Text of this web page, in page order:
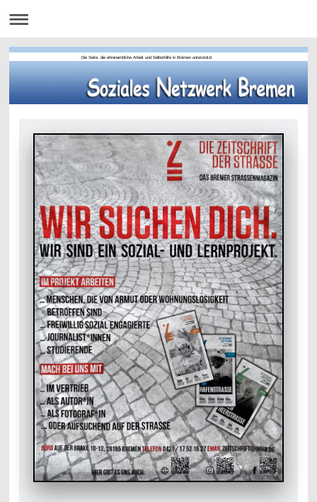
Die Seite, die ehrenamtliche Arbeit und Selbsthilfe in Bremen unterstützt